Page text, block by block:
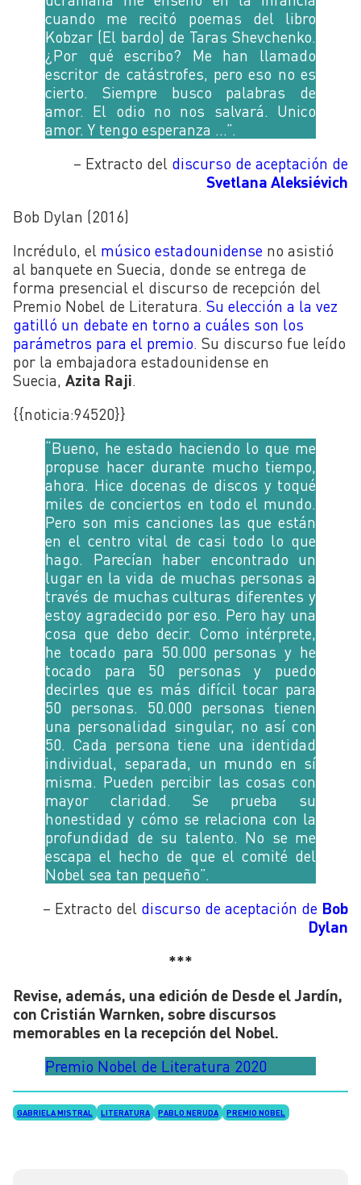
cuando me recitó poemas del libro
Kobzar (El bardo) de Taras Shevchenko.
¿Por qué escribo? Me han llamado
escritor de catástrofes, pero eso no es
cierto. Siempre busco palabras de
amor. El odio no nos salvará. Unico
amor. Y tengo esperanza …”.
– Extracto del discurso de aceptación de
Svetlana Aleksiévich
Bob Dylan (2016)
Incrédulo, el músico estadounidense no asistió
al banquete en Suecia, donde se entrega de
forma presencial el discurso de recepción del
Premio Nobel de Literatura. Su elección a la vez
gatilló un debate en torno a cuáles son los
parámetros para el premio. Su discurso fue leído
por la embajadora estadounidense en
Suecia, Azita Raji.
{{noticia:94520}}
“Bueno, he estado haciendo lo que me
propuse hacer durante mucho tiempo,
ahora. Hice docenas de discos y toqué
miles de conciertos en todo el mundo.
Pero son mis canciones las que están
en el centro vital de casi todo lo que
hago. Parecían haber encontrado un
lugar en la vida de muchas personas a
través de muchas culturas diferentes y
estoy agradecido por eso. Pero hay una
cosa que debo decir. Como intérprete,
he tocado para 50.000 personas y he
tocado para 50 personas y puedo
decirles que es más difícil tocar para
50 personas. 50.000 personas tienen
una personalidad singular, no así con
50. Cada persona tiene una identidad
individual, separada, un mundo en sí
misma. Pueden percibir las cosas con
mayor claridad. Se prueba su
honestidad y cómo se relaciona con la
profundidad de su talento. No se me
escapa el hecho de que el comité del
Nobel sea tan pequeño”.
– Extracto del discurso de aceptación de Bob
Dylan
***
Revise, además, una edición de Desde el Jardín,
con Cristián Warnken, sobre discursos
memorables en la recepción del Nobel.
Premio Nobel de Literatura 2020
GABRIELA MISTRAL LITERATURA PABLO NERUDA PREMIO NOBEL